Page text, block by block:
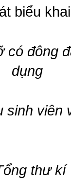
biểu
có đông
dụng
sinh viên
thư